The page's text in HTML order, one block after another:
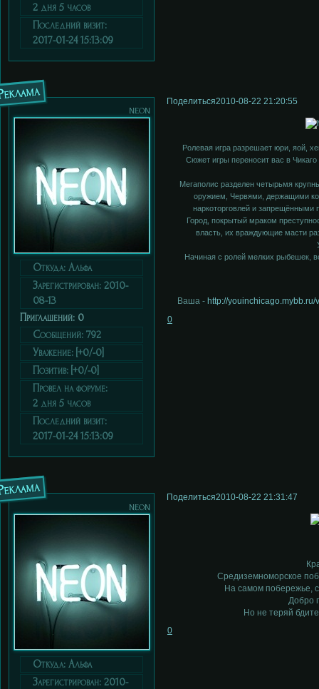
2 дня 5 часов
Последний визит:
2017-01-24 15:13:09
Поделиться2010-08-22 21:20:55
neon
Откуда: Альфа
Зарегистрирован: 2010-
08-13
Приглашений: 0
Сообщений: 792
Уважение: [+0/-0]
Позитив: [+0/-0]
Провел на форуме:
2 дня 5 часов
Последний визит:
2017-01-24 15:13:09
Ролевая игра разрешает юри, яой,
Сюжет игры переносит вас в
Мегаполис разделен четырьмя
оружием, Червями, держащими
наркоторговлей и запрещёнными
Город, покрытый мраком
власть, их враждующие масти
Начиная с ролей мелких рыбешек,
Ваша - http://
0
Поделиться2010-08-22 21:31:47
neon
Откуда: Альфа
Зарегистрирован: 2010-
Средиземноморское
На самом побережье,
Добро
Но не теряй
0